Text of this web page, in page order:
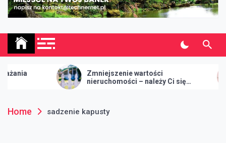
Zmniejszenie wartości
nieruchomości – należy Ci się
odszkodowanie
Home sadzenie kapusty